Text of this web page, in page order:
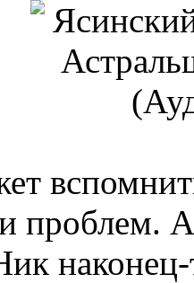
и проблем.
наконец-